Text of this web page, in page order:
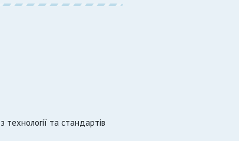
технології та стандартів